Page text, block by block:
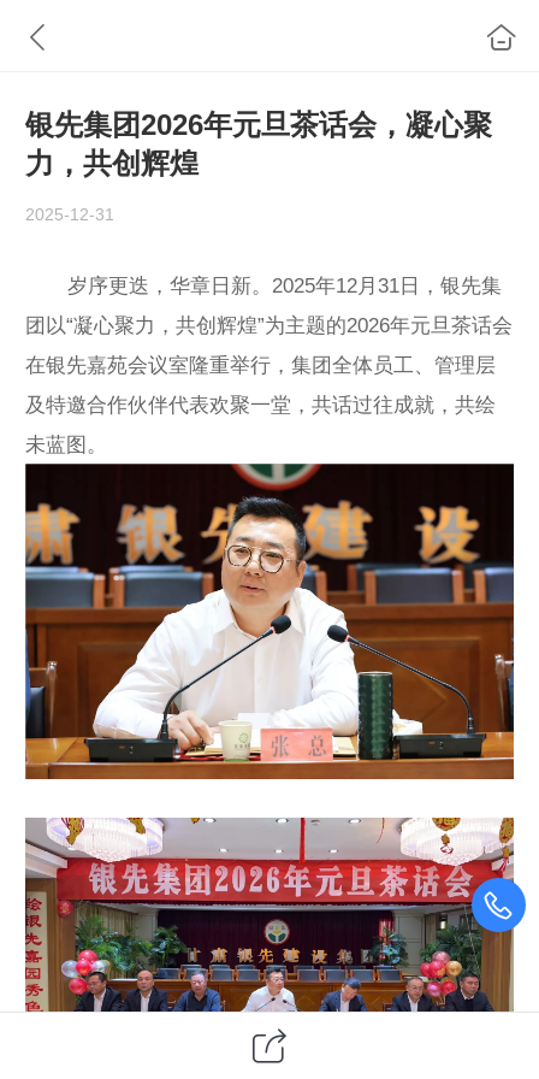
银先集团2026年元旦茶话会，凝心聚
力，共创辉煌
2025-12-31
岁序更迭，华章日新。2025年12月31日，银先集
团以“凝心聚力，共创辉煌”为主题的2026年元旦茶话会
在银先嘉苑会议室隆重举行，集团全体员工、管理层
及特邀合作伙伴代表欢聚一堂，共话过往成就，共绘
未蓝图。